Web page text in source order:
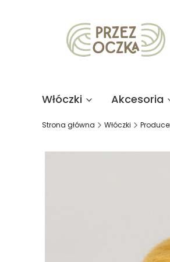
Włóczki Akcesoria
Strona główna Włóczki